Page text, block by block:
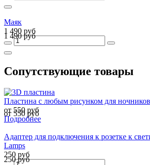
Маяк
1 490 руб
1 490 руб
Сопутствующие товары
Пластина с любым рисунком для
от 550 руб
от 550 руб
Подробнее
Адаптер для подключения к розетке к
Lamps
250 руб
250 руб